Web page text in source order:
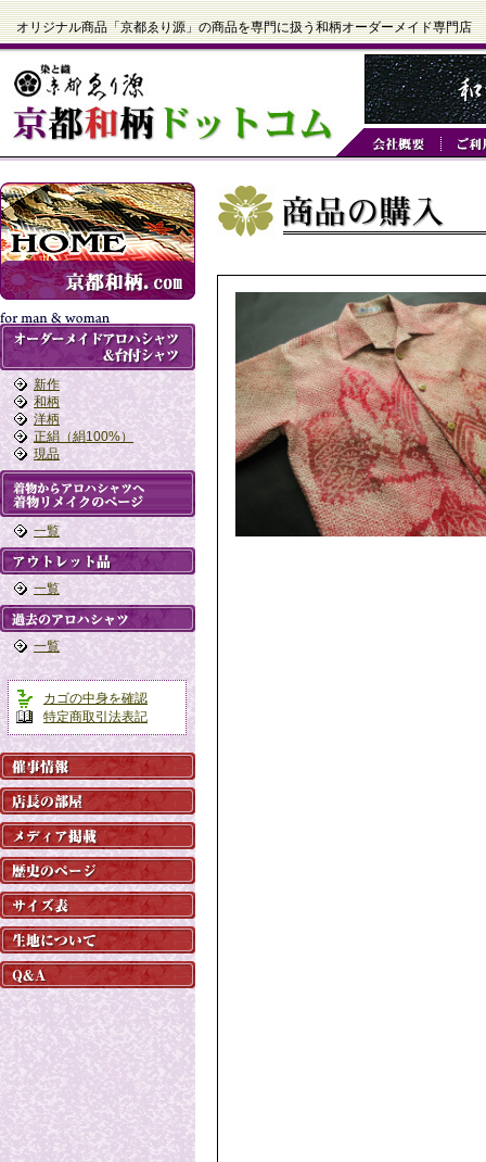
オリジナル商品「京都ゑり源」の商品を専門に扱う和柄オーダーメイド専門店
新作
和柄
洋柄
正絹（絹100%）
現品
一覧
一覧
一覧
カゴの中身を確認
特定商取引法表記